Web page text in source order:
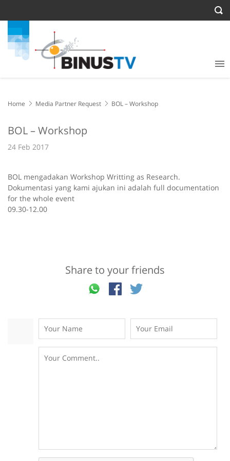
Home Media Partner Request BOL – Workshop
BOL – Workshop
24 Feb 2017
BOL mengadakan Workshop Writting as Research.
Dokumentasi yang kami ajukan ini adalah full documentation
for the whole event
09.30-12.00
Share to your friends